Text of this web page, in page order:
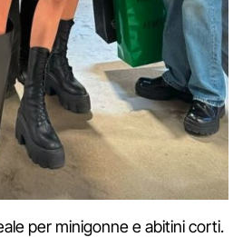
per minigonne e abitini corti.